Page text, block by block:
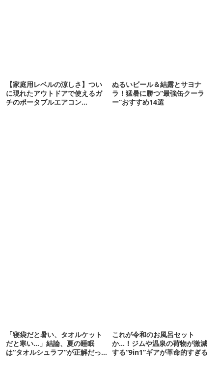
【家庭用レベルの涼しさ】つい
に現れたアウトドアで使えるガ
チのポータブルエアコン
ぬるいビール＆結露とサヨナ
ラ！猛暑に勝つ“最強缶クーラ
ー”おすすめ14選
「寝袋だと暑い、タオルケット
だと寒い…」結論、夏の睡眠
は“タオルシュラフ”が正解だっ
これが令和のお風呂セット
か…！ジムや温泉の荷物が激減
する“9in1”ギアが革命的すぎる